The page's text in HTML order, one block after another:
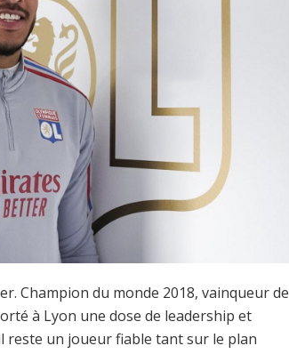
Champion du monde 2018, vainqueur de
à Lyon une dose de leadership et
reste un joueur fiable tant sur le plan